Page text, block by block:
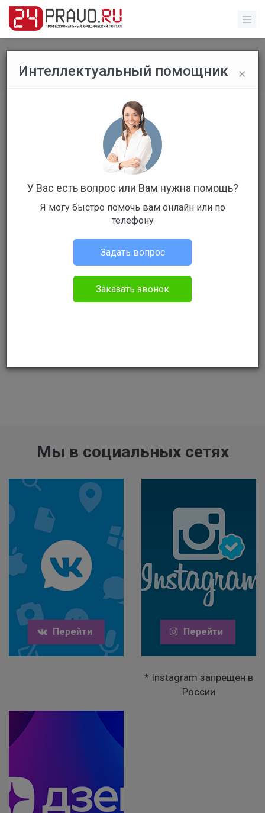
Главная / Тур по сайту
Для просмотра информации раздела, Вам
авторизоваться!
Для просмотра информации раздела, Вам
необходимо использовать широкий монитор! На
Мы в социальных сетях
Перейти Перейти
* Instagram запрещен в
России
×
Интеллектуальный помощник
У Вас есть вопрос или Вам нужна помощь?
Я могу быстро помочь вам онлайн или по
телефону
Задать вопрос
Заказать звонок